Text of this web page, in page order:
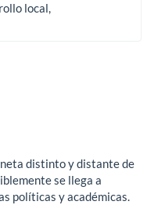
local,
distinto y distante de
se llega a
políticas y académicas.